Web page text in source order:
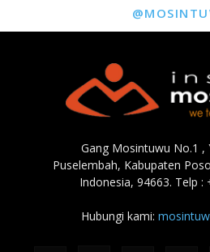
Gang Mosintuwu No.1 ,
Puselembah, Kabupaten
Indonesia, 94663. Telp :
Hubungi kami: